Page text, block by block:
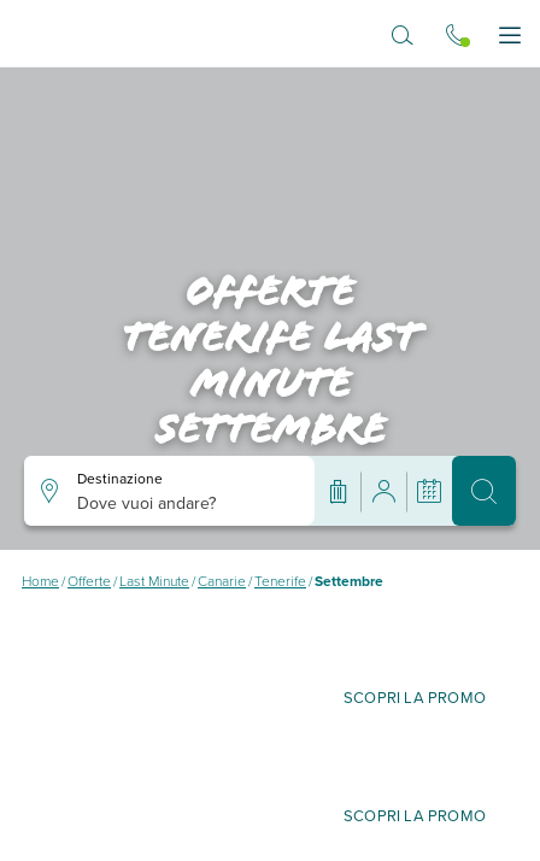
Destinazione
Dove vuoi andare?
Offerte
tenerife last
minute
settembre
Home/Offerte/Last Minute/Canarie/Tenerife/Settembre
SCOPRI LA PROMO
SCOPRI LA PROMO